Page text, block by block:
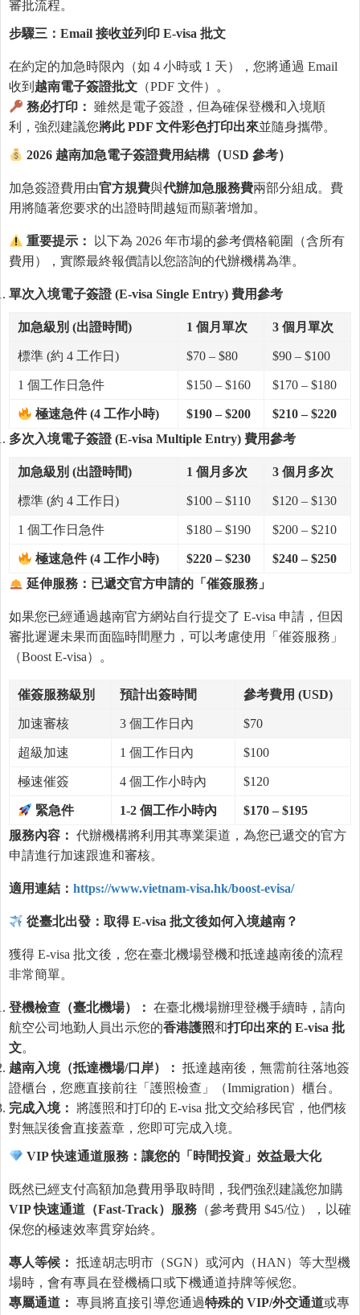
審批流程。
步驟三：Email 接收並列印 E-visa 批文
在約定的加急時限內（如 4 小時或 1 天），您將通過 Email
收到 越南電子簽證批文 （PDF 文件）。
務必打印： 雖然是電子簽證，但為確保登機和入境順
利，強烈建議您將此PDF 文件彩色打印出來並隨身攜帶。
2026 越南加急電子簽證費用結構（USD參考）
加急簽證費用由官方規費與代辦加急服務費兩部分組成。費
用將隨著您要求的出證時間越短而顯著增加。
重要提示：
以下為 2026 年市場的參考價格範圍（含所有
費用），實際最終報價請以您諮詢的代辦機構為準。
單次入境電子簽證 (E-visa Single Entry) 費用參考
加急級別 (出證時間) 1 個月單次 3 個月單次
標準 (約 4 工作日) $70 – $80 $90 – $100
1 個工作日急件 $150 – $160 $170 – $180
極速急件 (4工作小時) $190 – $200
$210 – $220
多次入境電子簽證 (E-visa Multiple Entry) 費用參考
加急級別 (出證時間) 1 個月多次 3 個月多次
標準 (約 4 工作日) $100 – $110 $120 – $130
1 個工作日急件 $180 – $190 $200 – $210
極速急件 (4工作小時) $220 – $230
$240 – $250
延伸服務：已遞交官方申請的「催簽服務」
如果您已經通過越南官方網站自行提交了 E-visa 申請，但因
審批遲遲未果而面臨時間壓力，可以考慮使用「催簽服務」
（Boost E-visa）。
催簽服務級別 預計出簽時間 參考費用 (USD)
加速審核 3 個工作日內 $70
超級加速 1 個工作日內 $100
極速催簽 4 個工作小時內 $120
緊急件 1-2 個工作小時內
$170 – $195
服務內容： 代辦機構將利用其專業渠道，為您已遞交的官方
申請進行加速跟進和審核。
適用連結： https://www.vietnam-visa.hk/boost-evisa/
從臺北出發：取得E-visa批文後如何入境越南？
獲得 E-visa 批文後，您在臺北機場登機和抵達越南後的流程
非常簡單。
登機檢查 （臺北機場）： 在臺北機場辦理登機手續時，請向
航空公司地勤人員出示您的香港護照和打印出來的 E-visa 批
文。
越南入境（抵達機場/口岸）： 抵達越南後，無需前往落地簽
證櫃台，您應直接前往「護照檢查」（Immigration）櫃台。
完成入境：
將護照和打印的 E-visa 批文交給移民官，他們核
對無誤後會直接蓋章，您即可完成入境。
VIP快速通道服務：讓您的「時間投資」效益最大化
既然已經支付高額加急費用爭取時間，我們強烈建議您加購
VIP快速通道（Fast-Track）服務 （參考費用 $45/位），以確
保您的極速效率貫穿始終。
專人等候： 抵達胡志明市（SGN）或河內（HAN）等大型機
場時，會有專員在登機橋口或下機通道持牌等候您。
專屬通道： 專員將直接引導您通過特殊的 VIP/外交通道或專